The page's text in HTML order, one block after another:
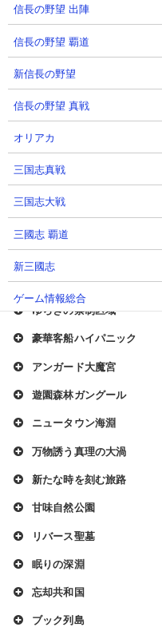
新世界アリ＝エヘン
われら海の猫
対極にある真実
デシリットル湾の魔物
枯れた思考の庭
異空行路の先に
イトコンバレー
隠されしモルモ島
行楽地デラコスパ
ゆらぎの禁制区域
豪華客船ハイパニック
アンガード大魔宮
遊園森林ガングール
ニュータウン海淵
万物誘う真理の大渦
新たな時を刻む旅路
甘味自然公園
リバース聖墓
眠りの深淵
忘却共和国
ブック列島
信長の野望 出陣
信長の野望 覇道
新信長の野望
信長の野望 真戦
オリアカ
三国志真戦
三国志大戦
三國志 覇道
新三國志
ゲーム情報総合